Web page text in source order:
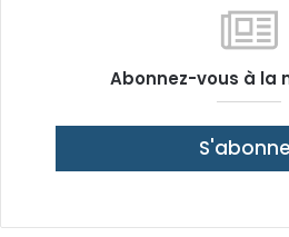
Abonnez-vous à la